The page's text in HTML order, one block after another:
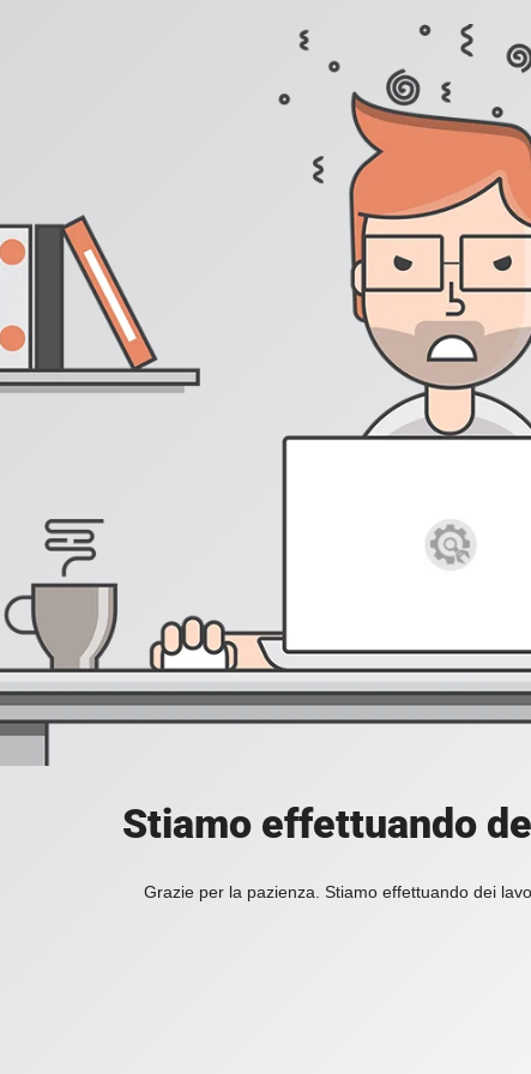
Stiamo effettuando
Grazie per la pazienza. Stiamo effettuando dei